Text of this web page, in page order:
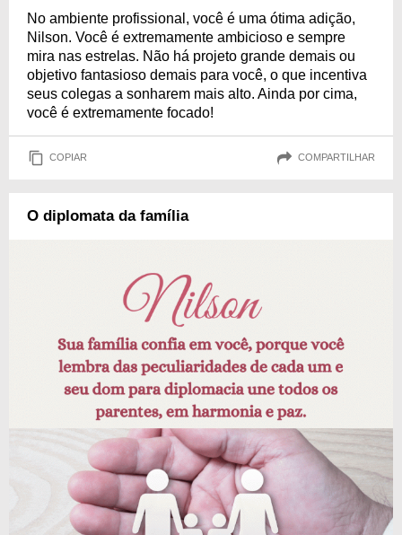
No ambiente profissional, você é uma ótima adição,
Nilson. Você é extremamente ambicioso e sempre
mira nas estrelas. Não há projeto grande demais ou
objetivo fantasioso demais para você, o que incentiva
seus colegas a sonharem mais alto. Ainda por cima,
você é extremamente focado!
COPIAR COMPARTILHAR
O diplomata da família